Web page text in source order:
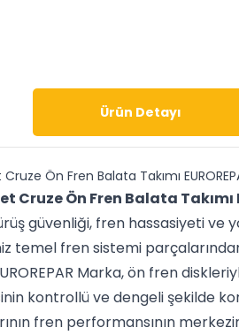
Ürün Detayı
Ön Fren Balata Takımı
Cruze Ön Fren Balata Takımı
güvenliği, fren hassasiyeti ve
temel fren sistemi
Marka, ön fren
kontrollü ve dengeli şekilde
fren performansının